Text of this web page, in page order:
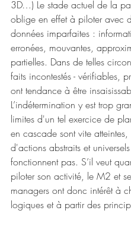
3D…) Le stade actuel de la
oblige en effet à piloter avec
données imparfaites :
erronées, mouvantes,
partielles. Dans de telles
faits incontestés - vérifiables,
ont tendance à être
L’indétermination y est trop
limites d'un tel exercice de
en cascade sont vite atteintes,
d'actions abstraits et
fonctionnent pas. S’il veut
piloter son activité, le M2 et
managers ont donc intérêt à
logiques et à partir des